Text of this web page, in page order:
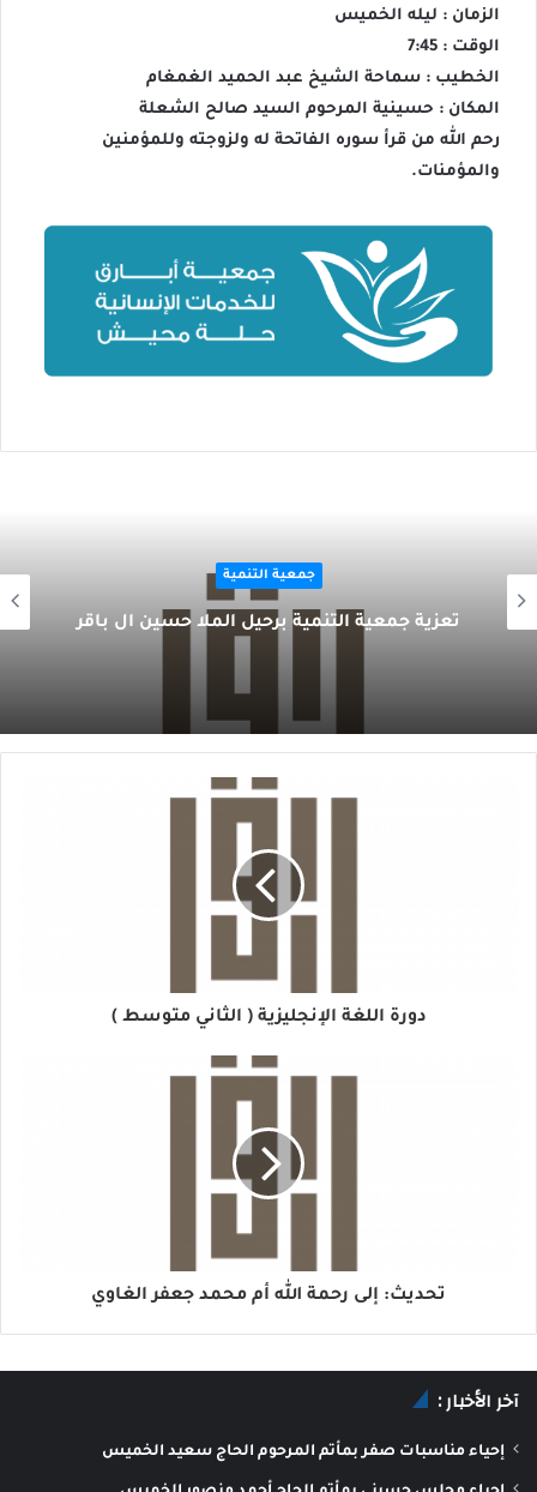
الزمان : ليله الخميس
الوقت : 7:45
الخطيب : سماحة الشيخ عبد الحميد الغمغام
المكان : حسينية المرحوم السيد صالح الشعلة
رحم الله من قرأ سوره الفاتحة له ولزوجته وللمؤمنين
والمؤمنات.
جمعية التنمية
تعزية جمعية التنمية برحيل الملا حسين آل باقر
دورة اللغة الإنجليزية ( الثاني متوسط )
تحديث: إلى رحمة الله أم محمد جعفر الغاوي
آخر الأخبار :
إحياء مناسبات صفر بمأتم المرحوم الحاج سعيد الخميس